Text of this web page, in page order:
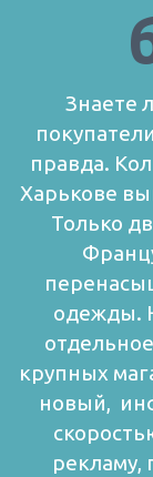
Знаете
правда.
Харькове
Только
одежды.
крупных
новый,
рекламу,